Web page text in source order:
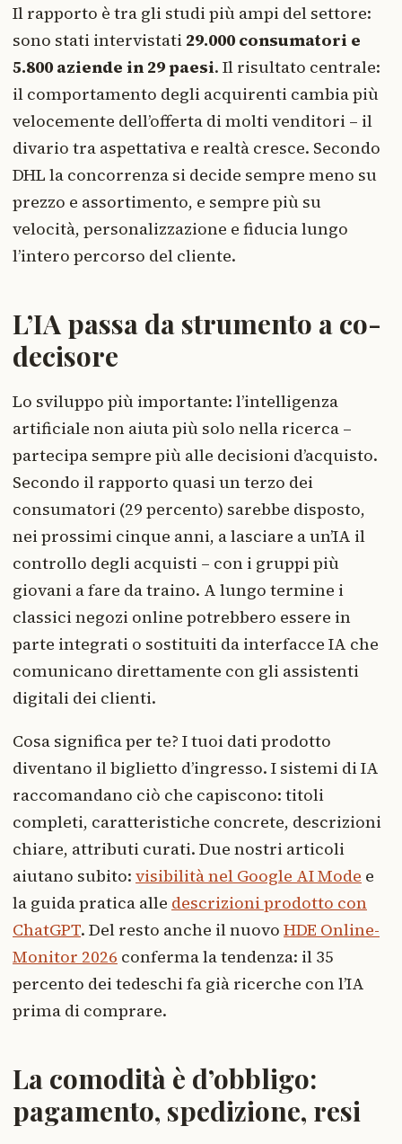
Il rapporto è tra gli studi più ampi del settore:
sono stati intervistati 29.000 consumatori e
5.800 aziende in 29 paesi. Il risultato centrale:
il comportamento degli acquirenti cambia più
velocemente dell’offerta di molti venditori – il
divario tra aspettativa e realtà cresce. Secondo
DHL la concorrenza si decide sempre meno su
prezzo e assortimento, e sempre più su
velocità, personalizzazione e fiducia lungo
l’intero percorso del cliente.
L’IA passa da strumento a co-
decisore
Lo sviluppo più importante: l’intelligenza
artificiale non aiuta più solo nella ricerca –
partecipa sempre più alle decisioni d’acquisto.
Secondo il rapporto quasi un terzo dei
consumatori (29 percento) sarebbe disposto,
nei prossimi cinque anni, a lasciare a un’IA il
controllo degli acquisti – con i gruppi più
giovani a fare da traino. A lungo termine i
classici negozi online potrebbero essere in
parte integrati o sostituiti da interfacce IA che
comunicano direttamente con gli assistenti
digitali dei clienti.
Cosa significa per te? I tuoi dati prodotto
diventano il biglietto d’ingresso. I sistemi di IA
raccomandano ciò che capiscono: titoli
completi, caratteristiche concrete, descrizioni
chiare, attributi curati. Due nostri articoli
aiutano subito: visibilità nel Google AI Mode e
la guida pratica alle descrizioni prodotto con
ChatGPT. Del resto anche il nuovo HDE Online-
Monitor 2026 conferma la tendenza: il 35
percento dei tedeschi fa già ricerche con l’IA
prima di comprare.
La comodità è d’obbligo:
pagamento, spedizione, resi